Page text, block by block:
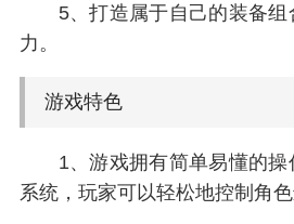
5、打造属于自己的装备
力。
游戏特色
1、游戏拥有简单易懂的
系统，玩家可以轻松地控制角